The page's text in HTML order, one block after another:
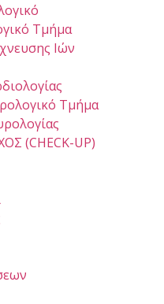
Τμήμα
Ιών
Τμήμα
(CHECK-UP)